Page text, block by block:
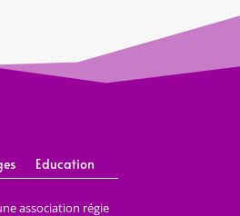
Education
association régie